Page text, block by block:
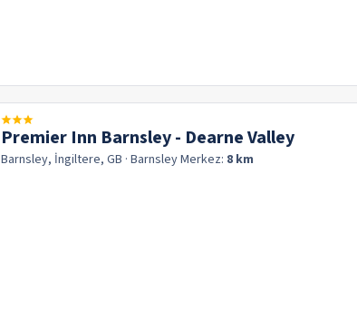
Premier Inn Barnsley - Dearne Valley
Barnsley, İngiltere, GB · BarnsleyMerkez: 8 km